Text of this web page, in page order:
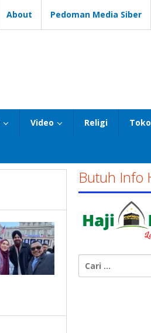
About Pedoman Media Siber
Video Religi
Butuh Info
untuk: